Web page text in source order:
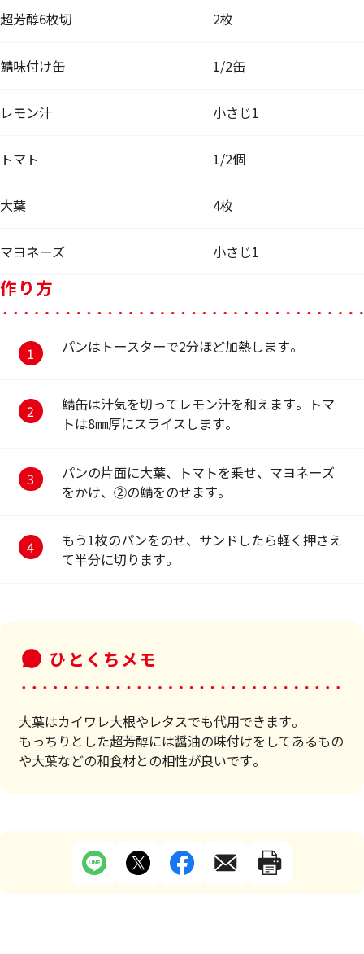
超芳醇6枚切 2枚
鯖味付け缶 1/2缶
レモン汁 小さじ1
トマト 1/2個
大葉 4枚
マヨネーズ 小さじ1
作り方
パンはトースターで2分ほど加熱します。
鯖缶は汁気を切ってレモン汁を和えます。トマ
トは8㎜厚にスライスします。
パンの片面に大葉、トマトを乗せ、マヨネーズ
をかけ、②の鯖をのせます。
もう1枚のパンをのせ、サンドしたら軽く押さえ
て半分に切ります。
ひとくちメモ
大葉はカイワレ大根やレタスでも代用できます。
もっちりとした超芳醇には醤油の味付けをしてあるもの
や大葉などの和食材との相性が良いです。